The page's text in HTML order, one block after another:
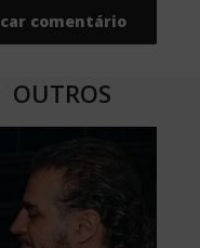
OUTROS